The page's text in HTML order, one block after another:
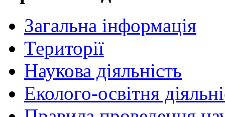
Загальна інформація
Території
Наукова діяльність
Еколого-освітня